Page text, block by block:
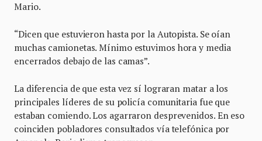
Mario.
“Dicen que estuvieron hasta por la Autopista. Se oían
muchas camionetas. Mínimo estuvimos hora y media
encerrados debajo de las camas”.
La diferencia de que esta vez sí lograran matar a los
principales líderes de su policía comunitaria fue que
estaban comiendo. Los agarraron desprevenidos. En eso
coinciden pobladores consultados vía telefónica por